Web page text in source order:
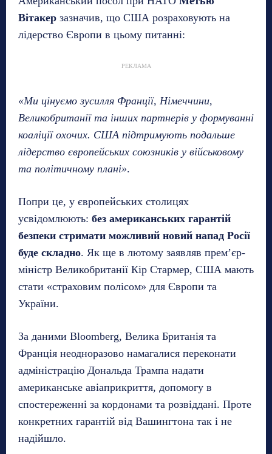
Вітакер зазначив, що США розраховують на
лідерство Європи в цьому питанні:
РЕКЛАМА
«Ми цінуємо зусилля Франції, Німеччини,
Великобританії та інших партнерів у формуванні
коаліції охочих. США підтримують подальше
лідерство європейських союзників у військовому
та політичному плані».
Попри це, у європейських столицях
усвідомлюють: без американських гарантій
безпеки стримати можливий новий напад Росії
буде складно. Як ще в лютому заявляв прем’єр-
міністр Великобританії Кір Стармер, США мають
стати «страховим полісом» для Європи та
України.
За даними Bloomberg, Велика Британія та
Франція неодноразово намагалися переконати
адміністрацію Дональда Трампа надати
американське авіаприкриття, допомогу в
спостереженні за кордонами та розвіддані. Проте
конкретних гарантій від Вашингтона так і не
надійшло.